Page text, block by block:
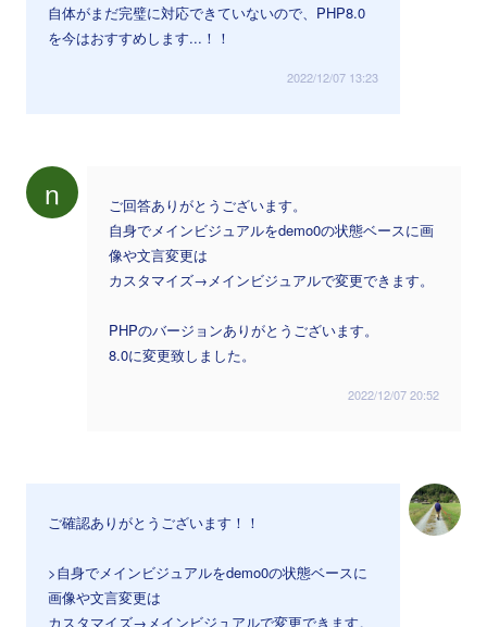
自体がまだ完璧に対応できていないので、PHP8.0
を今はおすすめします...！！
2022/12/07 13:23
n
ご回答ありがとうございます。
自身でメインビジュアルをdemo0の状態ベースに画
像や文言変更は
カスタマイズ→メインビジュアルで変更できます。
PHPのバージョンありがとうございます。
8.0に変更致しました。
2022/12/07 20:52
ご確認ありがとうございます！！
>自身でメインビジュアルをdemo0の状態ベースに
画像や文言変更は
カスタマイズ→メインビジュアルで変更できます。